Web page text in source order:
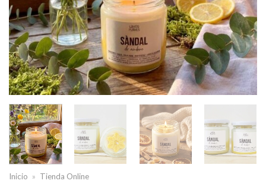
Inicio » Tienda Online